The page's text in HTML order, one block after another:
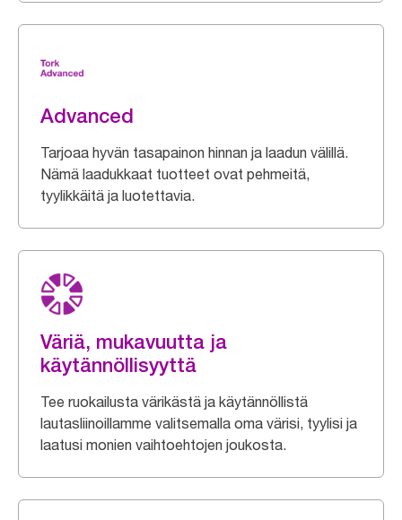
Advanced
Tarjoaa hyvän tasapainon hinnan ja laadun välillä.
Nämä laadukkaat tuotteet ovat pehmeitä,
tyylikkäitä ja luotettavia.
Väriä, mukavuutta ja
käytännöllisyyttä
Tee ruokailusta värikästä ja käytännöllistä
lautasliinoillamme valitsemalla oma värisi, tyylisi ja
laatusi monien vaihtoehtojen joukosta.